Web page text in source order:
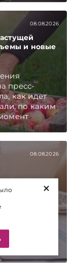
08.08.2026
и новые
пресс-
как идет
по каким
году.
и Viber.
раньше,
08.08.2026
товаров,
в
через
бизнеса,
и
+